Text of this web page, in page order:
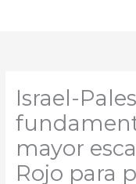
Israel-
mayor
Rojo para